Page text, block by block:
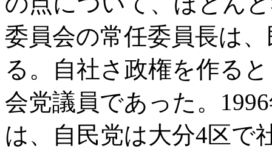
委員会の常任委員長は
る。自社さ政権を作る
会党議員であった。
は、自民党は大分4区で